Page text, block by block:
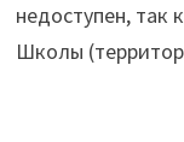
недоступен, так
Школы